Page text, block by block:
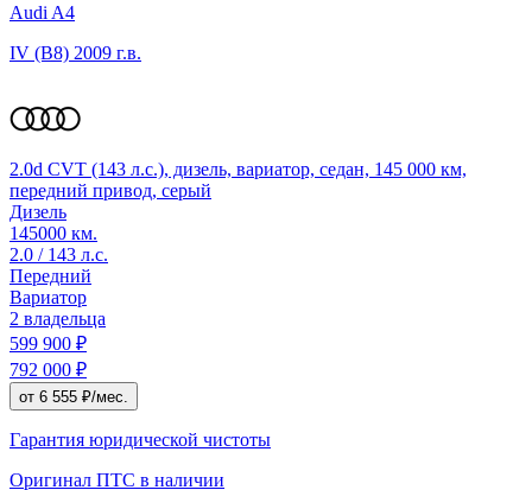
Audi A4
IV (B8) 2009 г.в.
2.0d CVT (143 л.с.), дизель, вариатор, седан, 145 000 км,
передний привод, серый
Дизель
145000 км.
2.0 / 143 л.с.
Передний
Вариатор
2 владельца
599 900 ₽
792 000 ₽
от 6 555 ₽/мес.
Гарантия юридической чистоты
Оригинал ПТС в наличии